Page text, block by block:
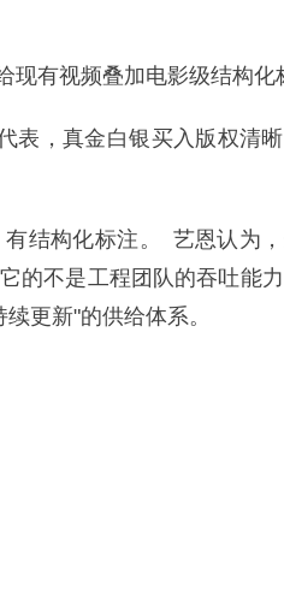
有视频叠加电影级结构化
，真金白银买入版权清
结构化标注。 艺恩认为
的不是工程团队的吞吐能
更新"的供给体系。